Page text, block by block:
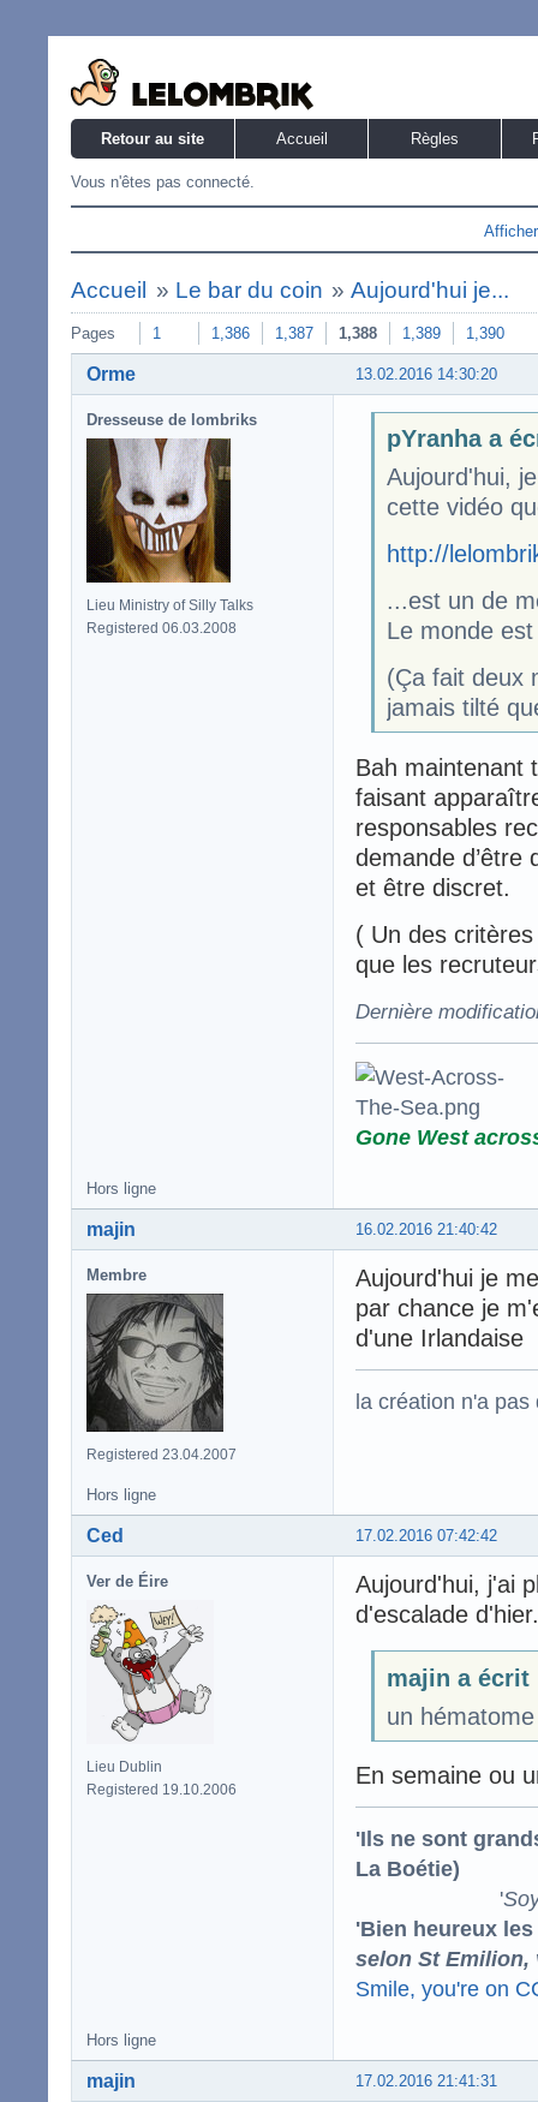
Retour au site Accueil Règles
Vous n'êtes pas connecté.
Accueil » Le bar du coin »Aujourd'hui je...
Pages 1 1,386 1,387 1,388 1,389 1,390
13.02.2016 14:30:20
Orme
Dresseuse de lombriks
Lieu Ministry of Silly Talks
Registered 06.03.2008
pYranha a
Aujourd'hui,
cette vidéo
http://
...est un de
Le monde
(Ça fait deux
jamais tilté
Bah maintenant
faisant
responsables
demande d’être
et être discret.
( Un des
que les
Dernière
Gone West
Hors ligne
16.02.2016 21:40:42
majin
Membre
Registered 23.04.2007
Aujourd'hui je
par chance je
d'une Irlandaise
la création n'a
Hors ligne
17.02.2016 07:42:42
Ced
Ver de Éire
Lieu Dublin
Registered 19.10.2006
Aujourd'hui, j'ai
d'escalade
majin a écrit
un
En semaine ou
'Ils ne sont
La Boétie)
'
'Bien heureux
selon St Emilion,
Smile, you're on
Hors ligne
17.02.2016 21:41:31
majin